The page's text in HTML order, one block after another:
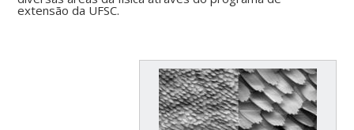
extensão da UFSC.